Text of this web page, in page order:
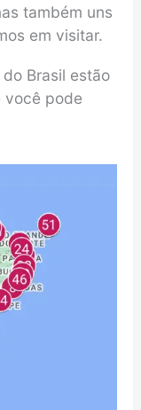
também uns
em visitar.
Brasil estão
você pode